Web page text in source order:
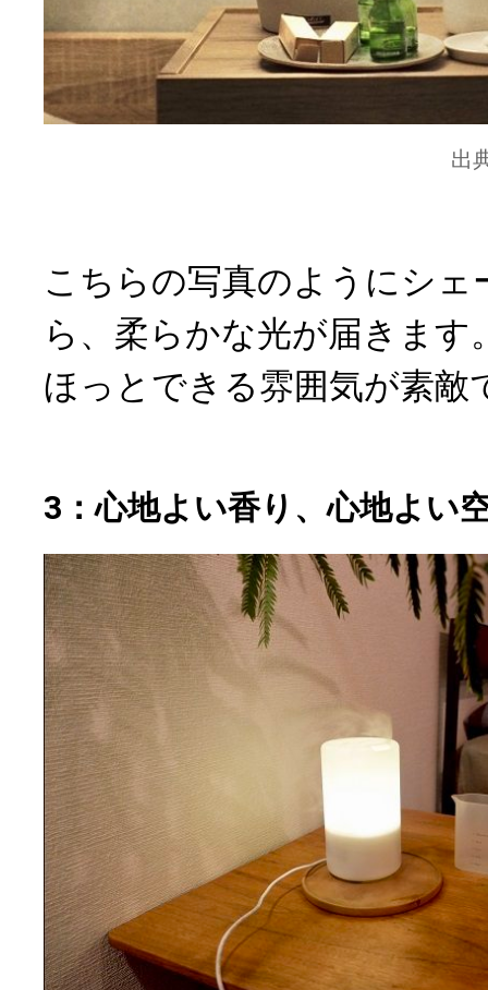
出
こちらの写真のようにシェ
ら、柔らかな光が届きます
ほっとできる雰囲気が素敵
3：心地よい香り、心地よい